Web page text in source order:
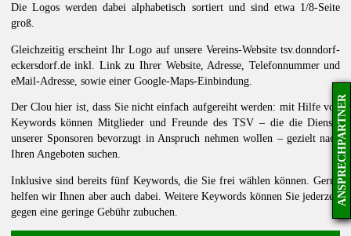
Die Logos werden dabei alphabetisch sortiert und sind etwa 1/8-Seite
groß.
Gleichzeitig erscheint Ihr Logo auf unsere Vereins-Website tsv.donndorf-
eckersdorf.de inkl. Link zu Ihrer Website, Adresse, Telefonnummer und
eMail-Adresse, sowie einer Google-Maps-Einbindung.
Der Clou hier ist, dass Sie nicht einfach aufgereiht werden: mit Hilfe von
Keywords können Mitglieder und Freunde des TSV – die die Dienste
unserer Sponsoren bevorzugt in Anspruch nehmen wollen – gezielt nach
Ihren Angeboten suchen.
Inklusive sind bereits fünf Keywords, die Sie frei wählen können. Gerne
helfen wir Ihnen aber auch dabei. Weitere Keywords können Sie jederzeit
gegen eine geringe Gebühr zubuchen.
ANSPRECHPARTNER